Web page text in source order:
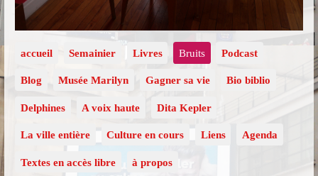
accueil Semainier Livres Bruits Podcast
Blog Musée Marilyn Gagner sa vie Bio biblio
Delphines A voix haute Dita Kepler
La ville entière Culture en cours Liens Agenda
Textes en accès libre à propos